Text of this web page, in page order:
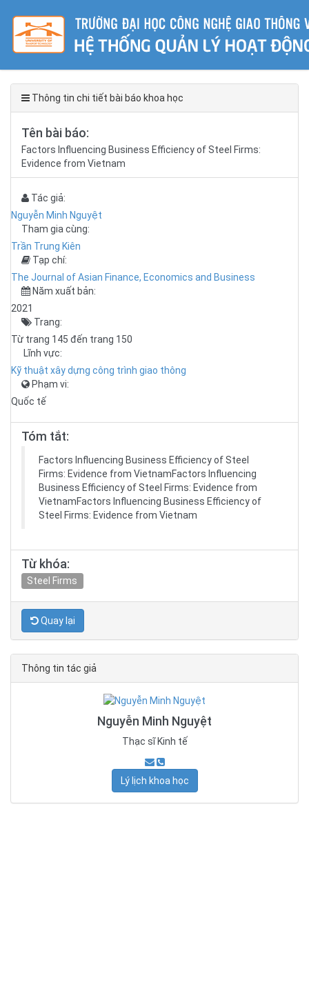
Thông tin chi tiết bài báo khoa học
Tên bài báo:
Factors Influencing Business Efficiency of Steel Firms:
Evidence from Vietnam
Tác giả:
Nguyễn Minh Nguyệt
Tham gia cùng:
Trần Trung Kiên
Tạp chí:
The Journal of Asian Finance, Economics and Business
Năm xuất bản:
2021
Trang:
Từ trang 145 đến trang 150
Lĩnh vực:
Kỹ thuật xây dựng công trình giao thông
Phạm vi:
Quốc tế
Tóm tắt:
Factors Influencing Business Efficiency of Steel
Firms: Evidence from VietnamFactors Influencing
Business Efficiency of Steel Firms: Evidence from
VietnamFactors Influencing Business Efficiency of
Steel Firms: Evidence from Vietnam
Từ khóa:
Steel Firms
Quay lại
Thông tin tác giả
Nguyễn Minh Nguyệt
Thạc sĩ Kinh tế
Lý lịch khoa học